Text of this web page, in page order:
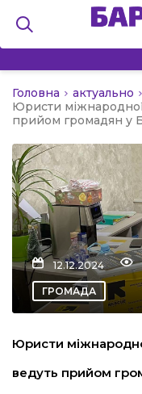
Головна
актуально
Юристи міжнародної
прийом громадян у
12.12.2024
ГРОМАДА
Юристи
ведуть прийом